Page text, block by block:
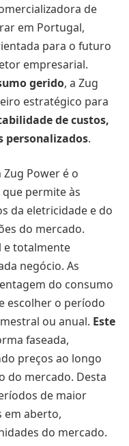
de
em Portugal,
para o futuro
empresarial.
gerido, a Zug
estratégico para
de custos,
personalizados.
Power é o
que permite às
da eletricidade e do
do mercado.
e totalmente
negócio. As
do consumo
escolher o período
ou anual. Este
faseada,
preços ao longo
do mercado. Desta
de maior
em aberto,
do mercado.